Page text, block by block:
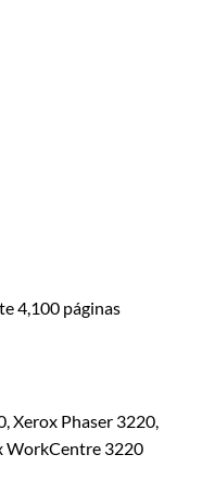
4,100 páginas
Xerox Phaser 3220,
WorkCentre 3220